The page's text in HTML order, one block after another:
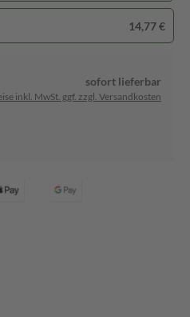
14,77 €
sofort lieferbar
inkl. MwSt. ggf. zzgl. Versandkosten